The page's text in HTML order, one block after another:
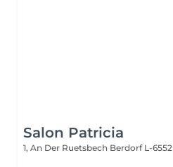
Salon Patricia
1, An Der Ruetsbech Berdorf L-6552